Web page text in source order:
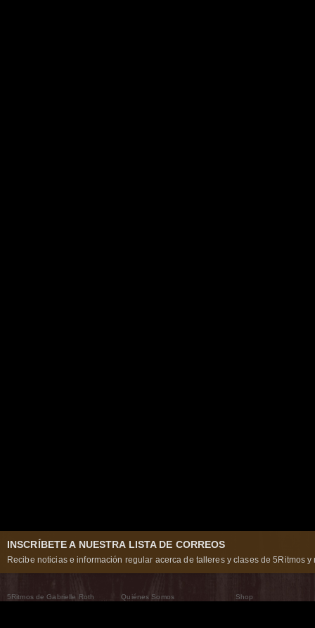
INSCRÍBETE A NUESTRA LISTA DE CORREOS
Recibe noticias e información regular acerca de talleres y clases de 5Ritmos y
5Ritmos de Gabrielle Roth
Quiénes Somos
Shop